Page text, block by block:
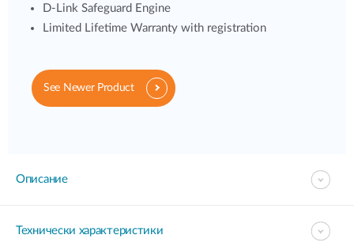
D-Link Safeguard Engine
Limited Lifetime Warranty with registration
See Newer Product
Описание
Технически характеристики